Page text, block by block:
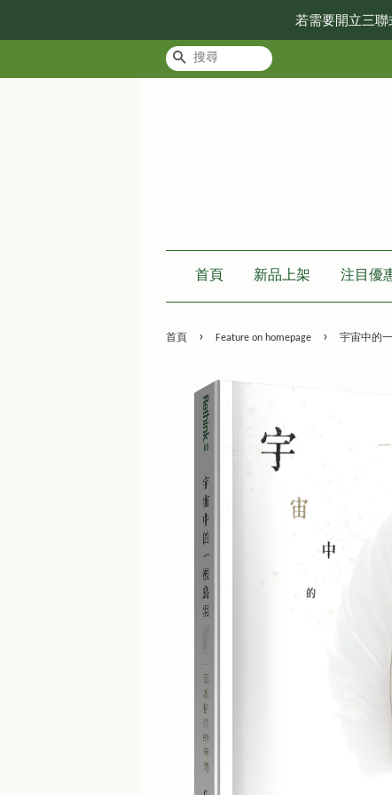
若需要開立三
搜尋
首頁 新品上架 注目優
首頁 › Feature on homepage › 宇宙中的